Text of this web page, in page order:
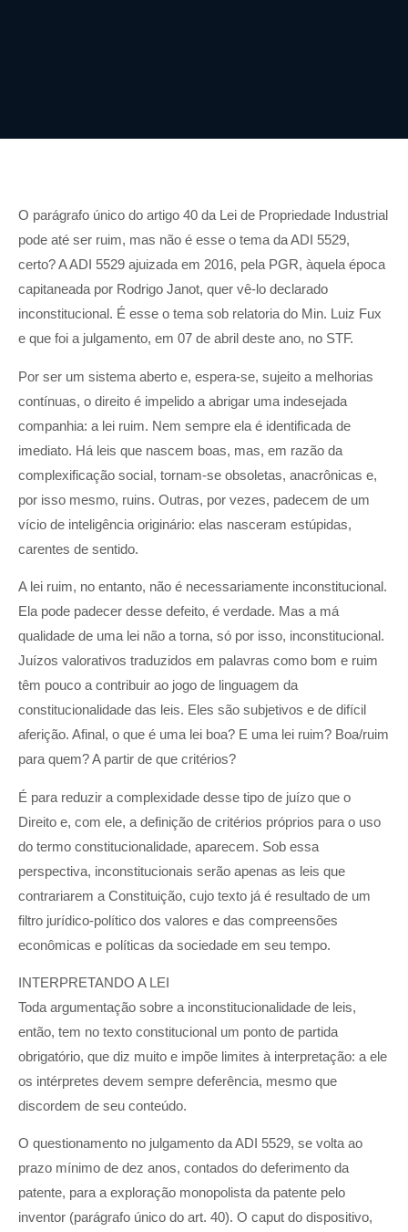
O parágrafo único do artigo 40 da Lei de Propriedade Industrial
pode até ser ruim, mas não é esse o tema da ADI 5529,
certo? A ADI 5529 ajuizada em 2016, pela PGR, àquela época
capitaneada por Rodrigo Janot, quer vê-lo declarado
inconstitucional. É esse o tema sob relatoria do Min. Luiz Fux
e que foi a julgamento, em 07 de abril deste ano, no STF.
Por ser um sistema aberto e, espera-se, sujeito a melhorias
contínuas, o direito é impelido a abrigar uma indesejada
companhia: a lei ruim. Nem sempre ela é identificada de
imediato. Há leis que nascem boas, mas, em razão da
complexificação social, tornam-se obsoletas, anacrônicas e,
por isso mesmo, ruins. Outras, por vezes, padecem de um
vício de inteligência originário: elas nasceram estúpidas,
carentes de sentido.
A lei ruim, no entanto, não é necessariamente inconstitucional.
Ela pode padecer desse defeito, é verdade. Mas a má
qualidade de uma lei não a torna, só por isso, inconstitucional.
Juízos valorativos traduzidos em palavras como bom e ruim
têm pouco a contribuir ao jogo de linguagem da
constitucionalidade das leis. Eles são subjetivos e de difícil
aferição. Afinal, o que é uma lei boa? E uma lei ruim? Boa/ruim
para quem? A partir de que critérios?
É para reduzir a complexidade desse tipo de juízo que o
Direito e, com ele, a definição de critérios próprios para o uso
do termo constitucionalidade, aparecem. Sob essa
perspectiva, inconstitucionais serão apenas as leis que
contrariarem a Constituição, cujo texto já é resultado de um
filtro jurídico-político dos valores e das compreensões
econômicas e políticas da sociedade em seu tempo.
INTERPRETANDO A LEI
Toda argumentação sobre a inconstitucionalidade de leis,
então, tem no texto constitucional um ponto de partida
obrigatório, que diz muito e impõe limites à interpretação: a ele
os intérpretes devem sempre deferência, mesmo que
discordem de seu conteúdo.
O questionamento no julgamento da ADI 5529, se volta ao
prazo mínimo de dez anos, contados do deferimento da
patente, para a exploração monopolista da patente pelo
inventor (parágrafo único do art. 40). O caput do dispositivo,